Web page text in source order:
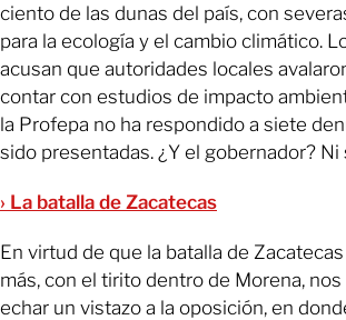
ciento de las dunas del país, con
para la ecología y el cambio climático.
acusan que autoridades locales
contar con estudios de impacto
la Profepa no ha respondido a siete
sido presentadas. ¿Y el gobernador? Ni
› La batalla de Zacatecas
En virtud de que la batalla de
más, con el tirito dentro de Morena,
echar un vistazo a la oposición, en